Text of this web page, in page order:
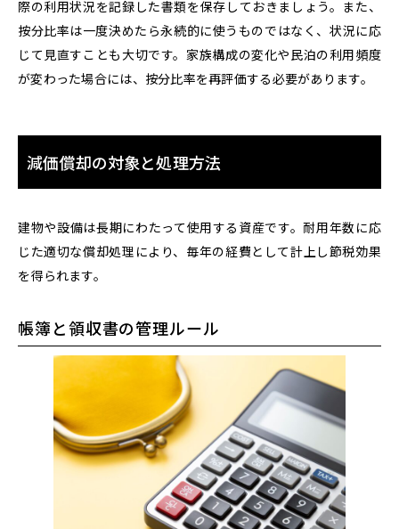
際の利用状況を記録した書類を保存しておきましょう。また、
按分比率は一度決めたら永続的に使うものではなく、状況に応
じて見直すことも大切です。家族構成の変化や民泊の利用頻度
が変わった場合には、按分比率を再評価する必要があります。
減価償却の対象と処理方法
建物や設備は長期にわたって使用する資産です。耐用年数に応
じた適切な償却処理により、毎年の経費として計上し節税効果
を得られます。
帳簿と領収書の管理ルール